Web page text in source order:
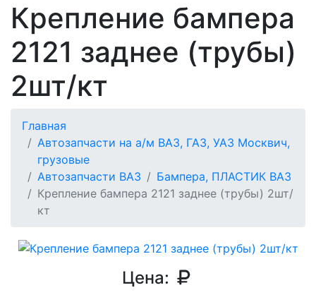
Крепление бампера
2121 заднее (трубы)
2шт/кт
Главная
Автозапчасти на а/м ВАЗ, ГАЗ, УАЗ Москвич,
грузовые
Автозапчасти ВАЗ
Бампера, ПЛАСТИК ВАЗ
Крепление бампера 2121 заднее (трубы) 2шт/
кт
Цена: